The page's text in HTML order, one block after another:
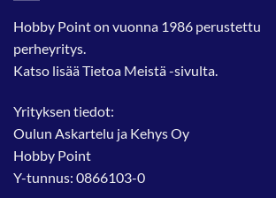
Hobby Point on vuonna 1986 perustettu
perheyritys.
Katso lisääTietoa Meistä-sivulta.
Yrityksen tiedot:
Oulun Askartelu ja Kehys Oy
Hobby Point
Y-tunnus: 0866103-0